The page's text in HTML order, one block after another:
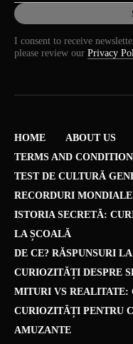
I consent to receive
please review our Privacy
HOME ABOUT US
TERMS AND
TEST DE CULTURĂ
RECORDURI
ISTORIA SECRETĂ:
LA ȘCOALĂ
DE CE? RĂSPUNSURI
CURIOZITĂȚI DESPRE
MITURI VS REALITATE:
CURIOZITĂȚI PENTRU
AMUZANTE